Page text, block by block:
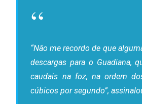
“Não me recordo de que
descargas para o Guadiana,
caudais na foz, na ordem
cúbicos por segundo”,